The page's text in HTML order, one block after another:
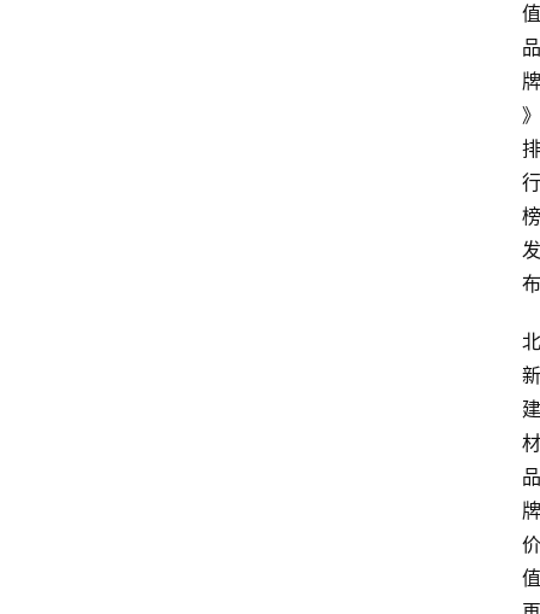
值
品
牌
》
排
行
榜
发
布
北
新
建
材
品
牌
价
值